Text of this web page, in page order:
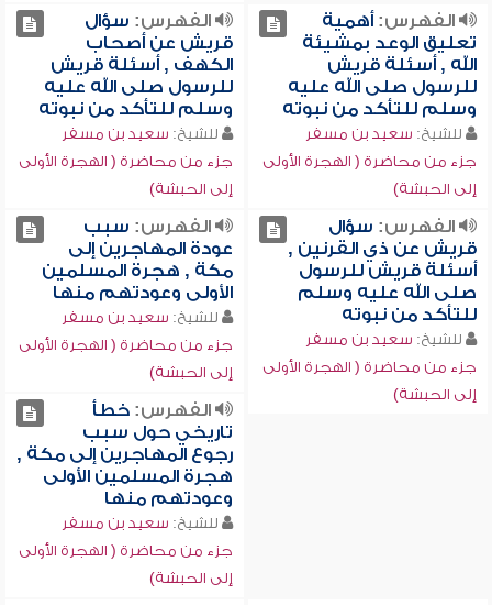
الفهرس:أهمية
تعليق الوعد بمشيئة
الله , أسئلة قريش
للرسول صلى الله عليه
وسلم للتأكد من نبوته
للشيخ: سعيد بن مسفر
جزء من محاضرة ( الهجرة الأولى
إلى الحبشة)
الفهرس: سؤال
قريش عن أصحاب
الكهف , أسئلة قريش
للرسول صلى الله عليه
وسلم للتأكد من نبوته
للشيخ: سعيد بن مسفر
جزء من محاضرة ( الهجرة الأولى
إلى الحبشة)
الفهرس: سؤال
قريش عن ذي القرنين ,
أسئلة قريش للرسول
صلى الله عليه وسلم
للتأكد من نبوته
للشيخ: سعيد بن مسفر
جزء من محاضرة ( الهجرة الأولى
إلى الحبشة)
الفهرس: سبب
عودة المهاجرين إلى
مكة , هجرة المسلمين
الأولى وعودتهم منها
للشيخ: سعيد بن مسفر
جزء من محاضرة ( الهجرة الأولى
إلى الحبشة)
الفهرس:خطأ
تاريخي حول سبب
رجوع المهاجرين إلى مكة ,
هجرة المسلمين الأولى
وعودتهم منها
للشيخ: سعيد بن مسفر
جزء من محاضرة ( الهجرة الأولى
إلى الحبشة)